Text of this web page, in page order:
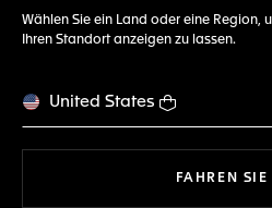
Wählen Sie ein Land oder eine Region,
Ihren Standort anzeigen zu lassen.
United States
FAHREN SIE